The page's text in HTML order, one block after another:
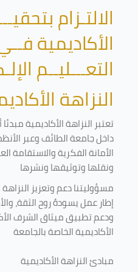
الالتـزام
الأكاديمية
التعـــليــم
النزاهة
تعتبر النزاهة الأكاديمية
داخل جامعة الطائف وعبر
الأمانة الفكرية والاستقامة
ونقلها وتوثيقها ونشرها
مسؤوليتنا دعم وتعزيز
إطار عمل يسودهُ روح الثقة،
ودعم تطبيق ميثاق الشرف
الأكاديمية الخاصة بالجامعة
مبادئ النزاهة الأكاديمية